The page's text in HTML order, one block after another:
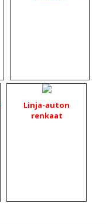
Linja-auton
renkaat